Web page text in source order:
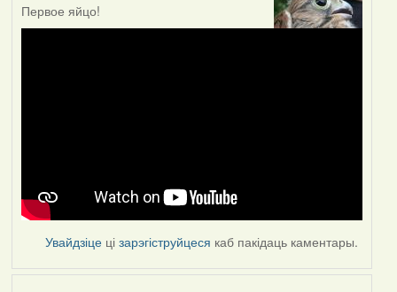
Первое яйцо!
Увайдзіце цізарэгіструйцеся каб пакідаць каментары.